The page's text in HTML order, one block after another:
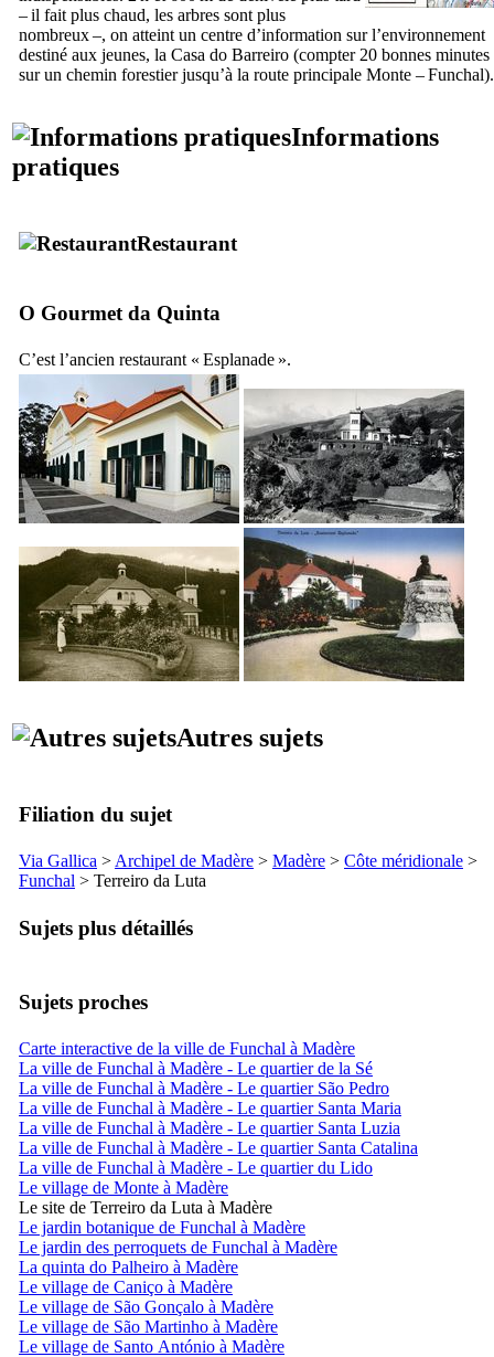
– il fait plus chaud, les arbres sont plus
nombreux –, on atteint un centre d’information sur l’environnement
destiné aux jeunes, la Casa do Barreiro (compter 20 bonnes minutes
sur un chemin forestier jusqu’à la route principale Monte – Funchal).
Informations
pratiques
Restaurant
O Gourmet da Quinta
C’est l’ancien restaurant « Esplanade ».
Autres sujets
Filiation du sujet
Via Gallica > Archipel de Madère > Madère > Côte méridionale >
Funchal > Terreiro da Luta
Sujets plus détaillés
Sujets proches
Carte interactive de la ville de Funchal à Madère
La ville de Funchal à Madère - Le quartier de la Sé
La ville de Funchal à Madère - Le quartier São Pedro
La ville de Funchal à Madère - Le quartier Santa Maria
La ville de Funchal à Madère - Le quartier Santa Luzia
La ville de Funchal à Madère - Le quartier Santa Catalina
La ville de Funchal à Madère - Le quartier du Lido
Le village de Monte à Madère
Le site de Terreiro da Luta à Madère
Le jardin botanique de Funchal à Madère
Le jardin des perroquets de Funchal à Madère
La quinta do Palheiro à Madère
Le village de Caniço à Madère
Le village de São Gonçalo à Madère
Le village de São Martinho à Madère
Le village de Santo António à Madère